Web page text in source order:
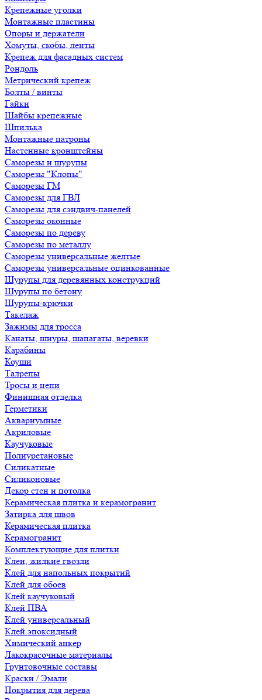
Крепежные уголки
Монтажные пластины
Опоры и держатели
Хомуты, скобы, ленты
Крепеж для фасадных систем
Рондоль
Метрический крепеж
Болты / винты
Гайки
Шайбы крепежные
Шпилька
Монтажные патроны
Настенные кронштейны
Саморезы и шурупы
Саморезы "Клопы"
Саморезы ГМ
Саморезы для ГВЛ
Саморезы для сэндвич-панелей
Саморезы оконные
Саморезы по дереву
Саморезы по металлу
Саморезы универсальные желтые
Саморезы универсальные оцинкованные
Шурупы для деревянных конструкций
Шурупы по бетону
Шурупы-крючки
Такелаж
Зажимы для тросса
Канаты, шнуры, шапагаты, веревки
Карабины
Коуши
Талрепы
Тросы и цепи
Финишная отделка
Герметики
Аквариумные
Акриловые
Каучуковые
Полиуретановые
Силикатные
Силиконовые
Декор стен и потолка
Керамическая плитка и керамогранит
Затирка для швов
Керамическая плитка
Керамогранит
Комплектующие для плитки
Клеи, жидкие гвозди
Клей для напольных покрытий
Клей для обоев
Клей каучуковый
Клей ПВА
Клей универсальный
Клей эпоксидный
Химический анкер
Лакокрасочные материалы
Грунтовочные составы
Краски / Эмали
Покрытия для дерева